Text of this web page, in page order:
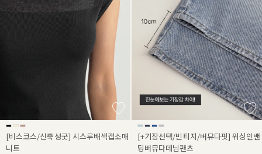
[비스코스/신축성굿] 시스루배색캡소매
니트
[+기장선택/빈티지/버뮤다핏] 워싱인밴
딩버뮤다데님팬츠